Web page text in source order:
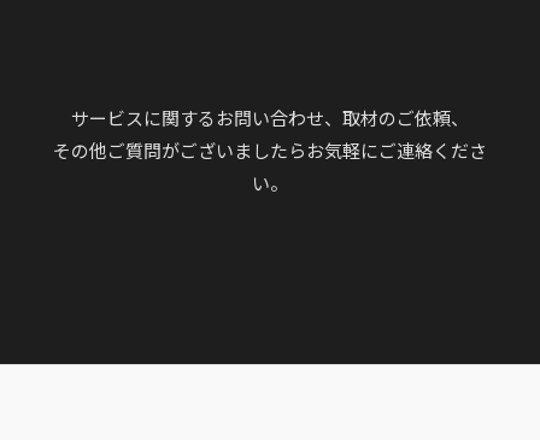
サービスに関するお問い合わせ、取材のご依頼、
その他ご質問がございましたらお気軽にご連絡くださ
い。